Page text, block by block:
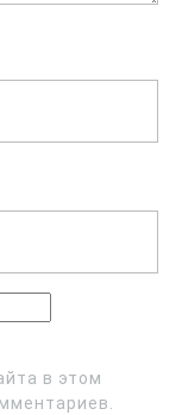
в этом